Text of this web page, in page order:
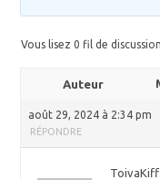
Vous lisez 0 fil de discussion
Auteur
août 29, 2024 à 2:34 pm
RÉPONDRE
ToivaKiff